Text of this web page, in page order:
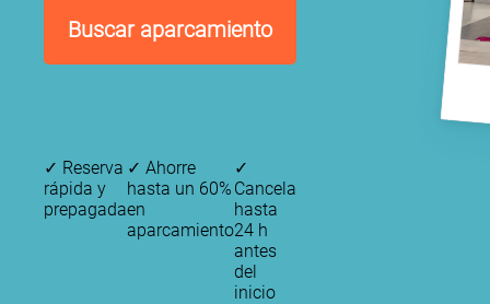
Buscar aparcamiento
✓ Reserva
rápida y
prepagada
✓ Ahorre
hasta un 60%
en
aparcamiento
✓
Cancela
hasta
24 h
antes
del
inicio